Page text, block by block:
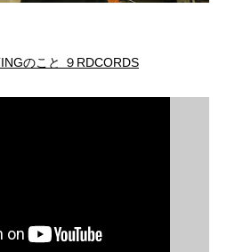
のこと ９RDCORDS